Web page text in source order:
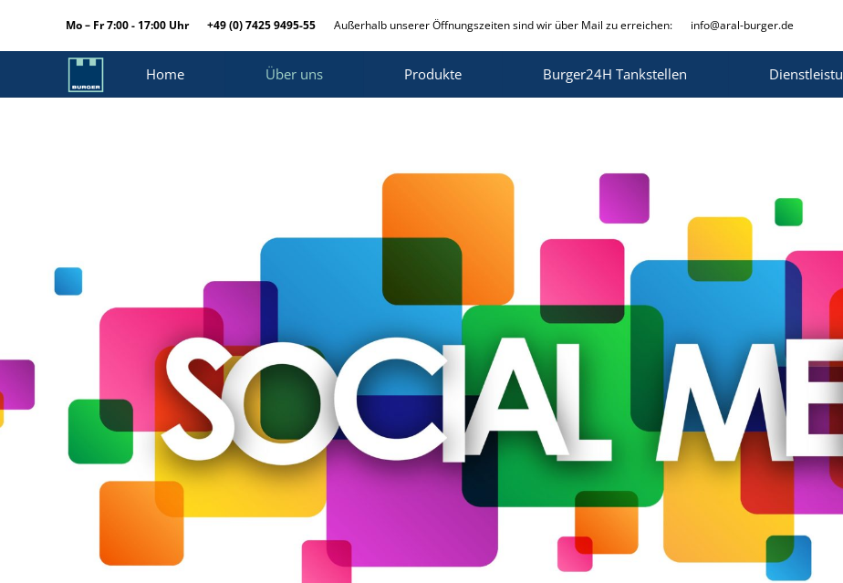
Mo – Fr 7:00 - 17:00 Uhr +49 (0) 7425 9495-55 Außerhalb unserer Öffnungszeiten sind wir über Mail zu erreichen: info@aral-burger.de
Home Über uns Produkte Burger24H Tankstellen